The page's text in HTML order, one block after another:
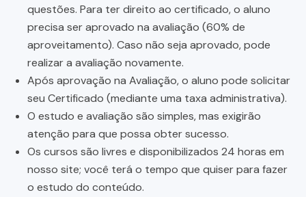
questões. Para ter direito ao certificado, o aluno
precisa ser aprovado na avaliação (60% de
aproveitamento). Caso não seja aprovado, pode
realizar a avaliação novamente.
Após aprovação na Avaliação, o aluno pode solicitar
seu Certificado (mediante uma taxa administrativa).
O estudo e avaliação são simples, mas exigirão
atenção para que possa obter sucesso.
Os cursos são livres e disponibilizados 24 horas em
nosso site; você terá o tempo que quiser para fazer
o estudo do conteúdo.